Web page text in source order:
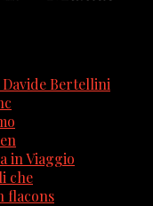
Bertellini
in Viaggio
che
flacons